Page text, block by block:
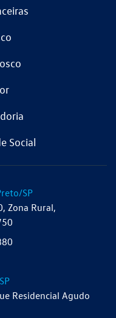
Social
SP
Zona Rural,
Residencial Agudo